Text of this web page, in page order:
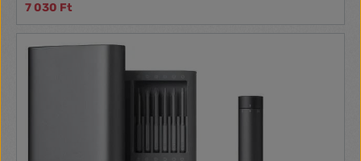
7 030 Ft